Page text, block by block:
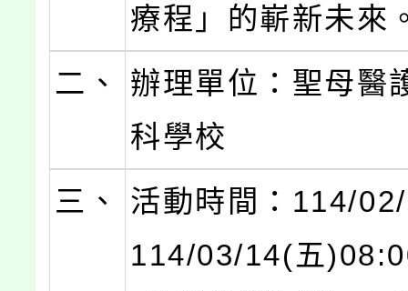
療程」的嶄新未來
二、
辦理單位：聖母醫
科學校
三、
活動時間：114/
114/03/14(五